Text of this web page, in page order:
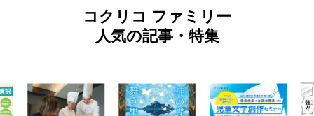
コクリコ ファミリー
人気の記事・特集